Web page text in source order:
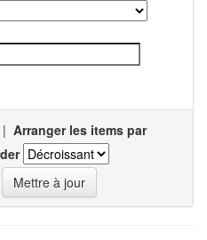
| Arranger les items par